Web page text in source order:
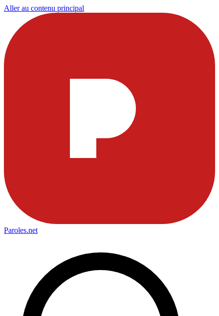
Aller au contenu principal
Paroles.net